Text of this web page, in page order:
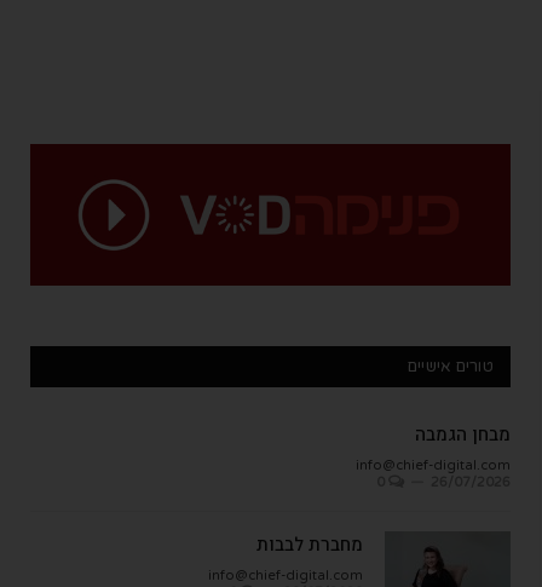
טורים אישיים
מבחן הגמבה
info@chief-digital.com
מחברת לבבות
info@chief-digital.com